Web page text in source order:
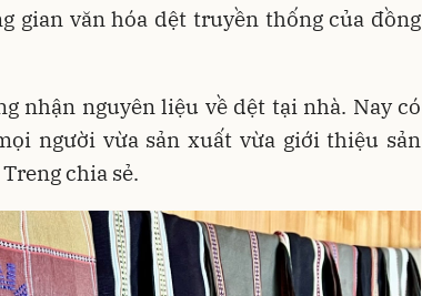
gian văn hóa dệt truyền thống của đồng
nhận nguyên liệu về dệt tại nhà. Nay có
người vừa sản xuất vừa giới thiệu sản
chia sẻ.